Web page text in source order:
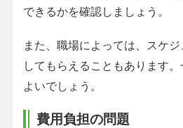
できるかを確認しましょう。
また、職場によっては、スケ
してもらえることもあります
よいでしょう。
費用負担の問題